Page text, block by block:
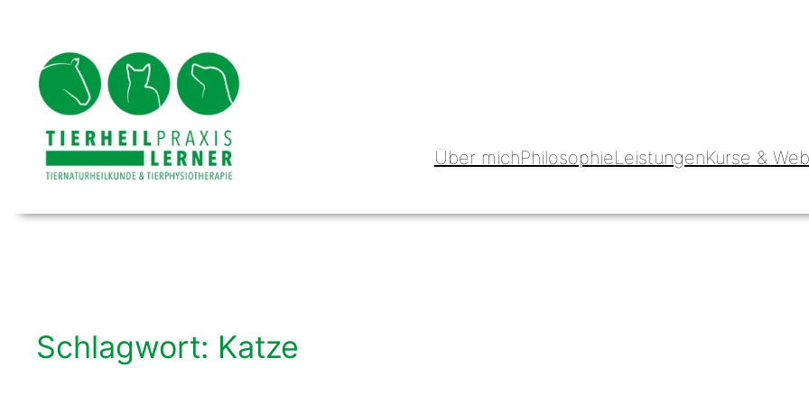
springen
Über michPhilosophieLeistungenKurse &
Schlagwort: Katze